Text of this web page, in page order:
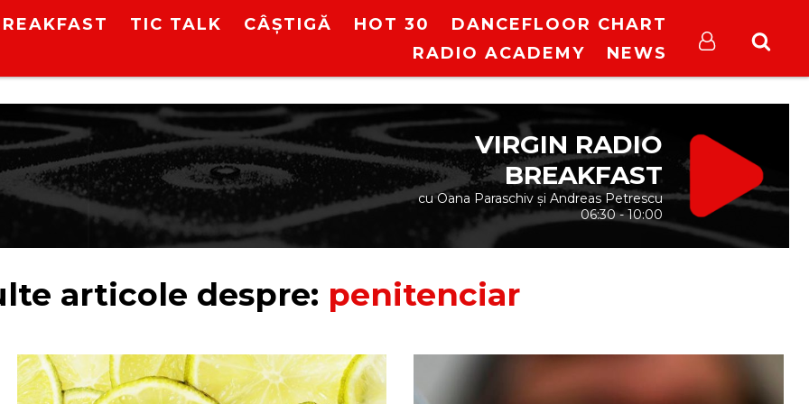
TIC TALK CÂȘTIGĂ HOT 30
DANCEFLOOR CHART
RADIO ACADEMY
NEWS
VIRGIN RADIO
BREAKFAST
cu Oana Paraschiv și Andreas Petrescu
06:30 - 10:00
articole despre: penitenciar